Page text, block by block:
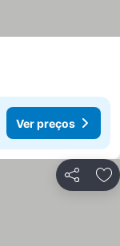
Ver preços
Partilhar